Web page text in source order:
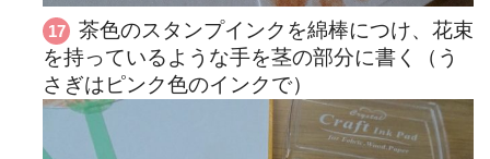
茶色のスタンプインクを綿棒につけ、花束
を持っているような手を茎の部分に書く（う
さぎはピンク色のインクで）